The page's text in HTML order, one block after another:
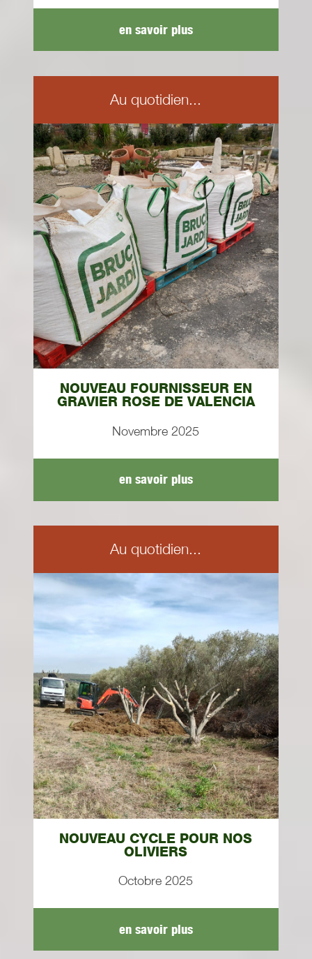
en savoir plus
Au quotidien...
NOUVEAU FOURNISSEUR EN
GRAVIER ROSE DE VALENCIA
Novembre 2025
en savoir plus
Au quotidien...
NOUVEAU CYCLE POUR NOS
OLIVIERS
Octobre 2025
en savoir plus